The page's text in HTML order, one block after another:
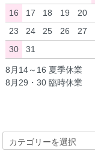
16
17 18 19 20
23
24 25 26 27
30
31
8月14～16 夏季休業
8月29・30 臨時休業